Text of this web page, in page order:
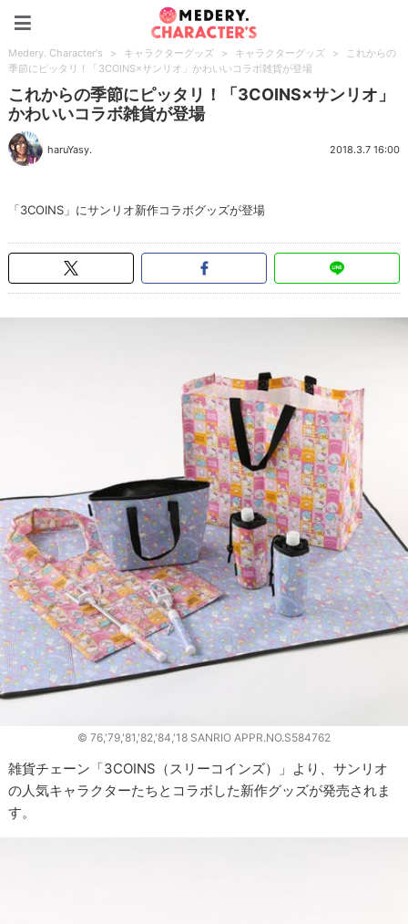
Medery. Character's > キャラクターグッズ > キャラクターグッズ >
これからの
季節にピッタリ！「3COINS×サンリオ」かわいいコラボ雑貨が登場
これからの季節にピッタリ！「3COINS×サンリオ」
かわいいコラボ雑貨が登場
haruYasy. 2018.3.7 16:00
「3COINS」にサンリオ新作コラボグッズが登場
© 76,'79,'81,'82,'84,'18 SANRIO APPR.NO.S584762
雑貨チェーン「3COINS（スリーコインズ）」より、サンリオ
の人気キャラクターたちとコラボした新作グッズが発売されま
す。